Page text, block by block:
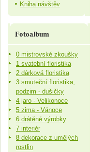
Kniha návštěv
Fotoalbum
0 mistrovské zkoušky
1 svatební floristika
2 dárková floristika
3 smuteční floristika,
podzim - dušičky
4 jaro - Velikonoce
5 zima - Vánoce
6 drátěné výrobky
7 interiér
8 dekorace z umělých
rostlin